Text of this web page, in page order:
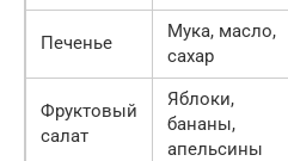
Печенье
Мука, масло,
сахар
Фруктовый
салат
Яблоки,
бананы,
апельсины